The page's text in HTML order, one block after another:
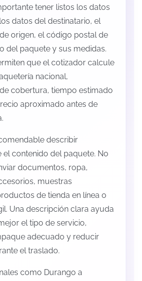
tener listos los datos
datos del destinatario, el
origen, el código postal de
del paquete y sus medidas.
que el cotizador calcule
nacional,
cobertura, tiempo estimado
aproximado antes de
describir
contenido del paquete. No
documentos, ropa,
muestras
de tienda en línea o
Una descripción clara ayuda
el tipo de servicio,
adecuado y reducir
el traslado.
como Durango a